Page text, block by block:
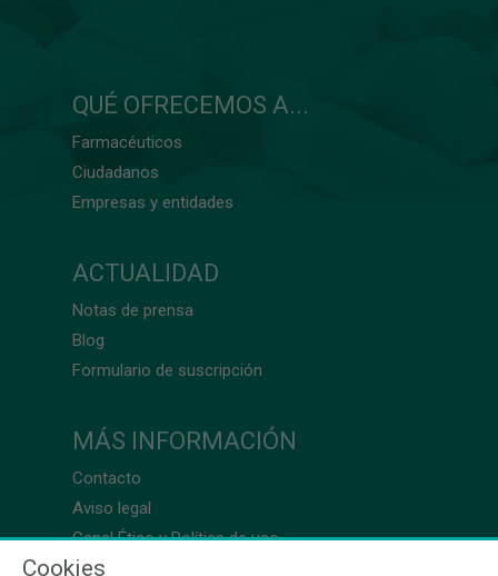
QUÉ OFRECEMOS A...
Farmacéuticos
Ciudadanos
Empresas y entidades
ACTUALIDAD
Notas de prensa
Blog
Formulario de suscripción
MÁS INFORMACIÓN
Contacto
Aviso legal
Canal Ético y Política de uso
Cookies